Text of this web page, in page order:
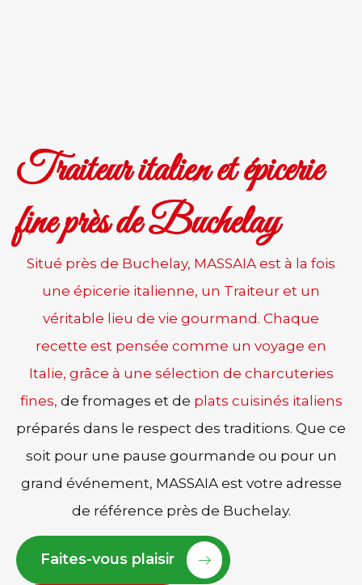
Traiteur italien et épicerie
fine près de Buchelay
Situé près de Buchelay, MASSAIA est à la fois
une épicerie italienne, un Traiteur et un
véritable lieu de vie gourmand. Chaque
recette est pensée comme un voyage en
Italie, grâce à une sélection de charcuteries
fines, de fromages et de plats cuisinés italiens
préparés dans le respect des traditions. Que ce
soit pour une pause gourmande ou pour un
grand événement, MASSAIA est votre adresse
de référence près de Buchelay.
Faites-vous plaisir